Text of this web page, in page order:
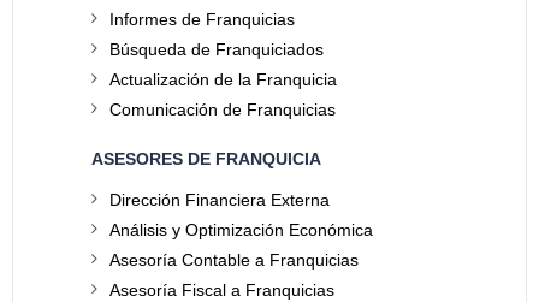
Informes de Franquicias
Búsqueda de Franquiciados
Actualización de la Franquicia
Comunicación de Franquicias
ASESORES DE FRANQUICIA
Dirección Financiera Externa
Análisis y Optimización Económica
Asesoría Contable a Franquicias
Asesoría Fiscal a Franquicias